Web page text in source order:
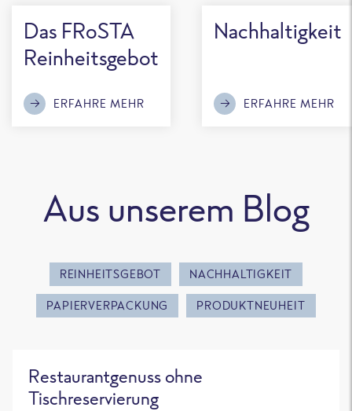
Das FRoSTA
Reinheitsgebot
ERFAHRE MEHR
Nachhaltigkeit
ERFAHRE MEHR
Aus unserem Blog
REINHEITSGEBOT NACHHALTIGKEIT
PAPIERVERPACKUNG PRODUKTNEUHEIT
Restaurantgenuss ohne
Tischreservierung